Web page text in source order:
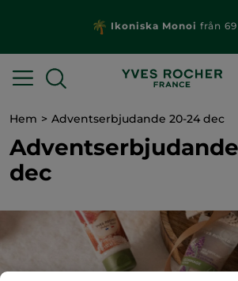
Ikoniska Monoi från
Hem Adventserbjudande 20-24 dec
dec